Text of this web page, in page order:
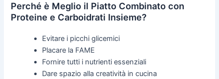
Perché è Meglio il Piatto Combinato con
Proteine e Carboidrati Insieme?
Evitare i picchi glicemici
Placare la FAME
Fornire tutti i nutrienti essenziali
Dare spazio alla creatività in cucina